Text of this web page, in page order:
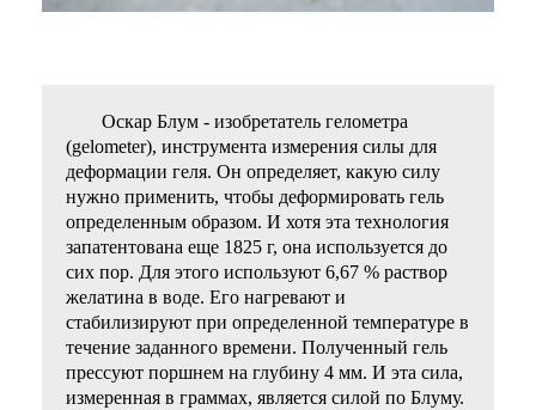
Оскар Блум - изобретатель гелометра
(gelometer), инструмента измерения силы для
деформации геля. Он определяет, какую силу
нужно применить, чтобы деформировать гель
определенным образом. И хотя эта технология
запатентована еще 1825 г, она используется до
сих пор. Для этого используют 6,67 % раствор
желатина в воде. Его нагревают и
стабилизируют при определенной температуре в
течение заданного времени. Полученный гель
прессуют поршнем на глубину 4 мм. И эта сила,
измеренная в граммах, является силой по Блуму.